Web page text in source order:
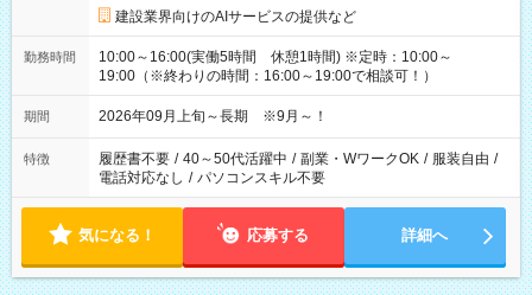
建設業界向けのAIサービスの提供など
勤務時間
10:00～16:00(実働5時間 休憩1時間) ※定時：10:00～
19:00（※終わりの時間：16:00～19:00で相談可！）
期間 2026年09月上旬～長期 ※9月～！
特徴 履歴書不要 / 40～50代活躍中 / 副業・WワークOK / 服装自由 /
電話対応なし / パソコンスキル不要
気になる！ 応募する 詳細へ